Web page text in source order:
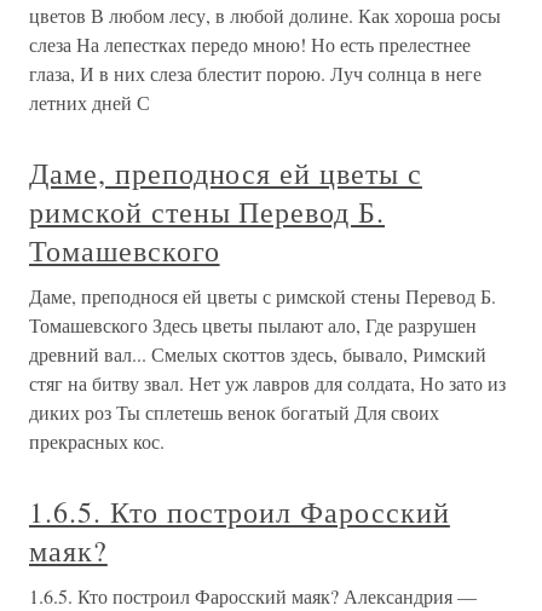
цветов В любом лесу, в любой долине. Как хороша росы
слеза На лепестках передо мною! Но есть прелестнее
глаза, И в них слеза блестит порою. Луч солнца в неге
летних дней С
Даме, преподнося ей цветы с
римской стены Перевод Б.
Томашевского
Даме, преподнося ей цветы с римской стены Перевод Б.
Томашевского Здесь цветы пылают ало, Где разрушен
древний вал... Смелых скоттов здесь, бывало, Римский
стяг на битву звал. Нет уж лавров для солдата, Но зато из
диких роз Ты сплетешь венок богатый Для своих
прекрасных кос.
1.6.5. Кто построил Фаросский
маяк?
1.6.5. Кто построил Фаросский маяк? Александрия —